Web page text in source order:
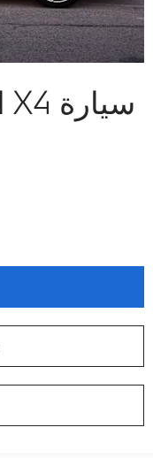
سيارة X4 الجديدة